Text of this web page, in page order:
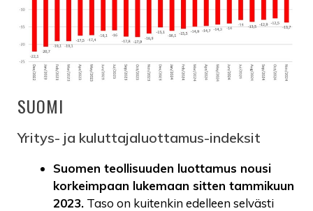
SUOMI
Yritys- ja kuluttajaluottamus-indeksit
Suomen teollisuuden luottamus nousi
korkeimpaan lukemaan sitten tammikuun
2023. Taso on kuitenkin edelleen selvästi